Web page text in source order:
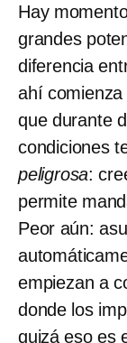
Hay
grandes
diferencia
ahí comienza
que durante
condiciones
peligrosa:
permite
Peor aún:
empiezan a
donde los
quizá eso es